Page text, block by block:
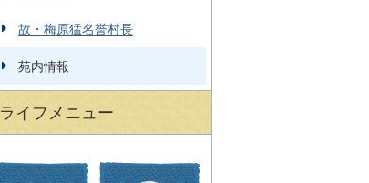
故・梅原猛名誉村長
苑内情報
ライフメニュー